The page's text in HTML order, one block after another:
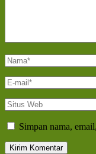
Nama*
E-
mail*
Situs
Web
Simpan nama,